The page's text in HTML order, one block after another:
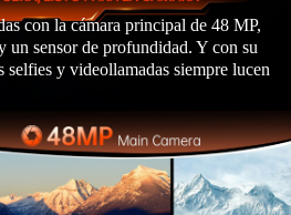
con la cámara principal de 48 MP,
un sensor de profundidad. Y con su
selfies y videollamadas siempre lucen